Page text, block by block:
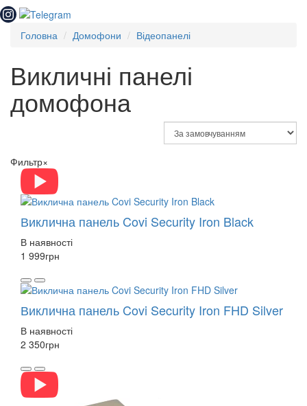
Головна Домофони Відеопанелі
Викличні панелі
домофона
Фильтр×
Виклична панель Covi Security Iron Black
В наявності
1 999грн
Виклична панель Covi Security Iron FHD Silver
В наявності
2 350грн